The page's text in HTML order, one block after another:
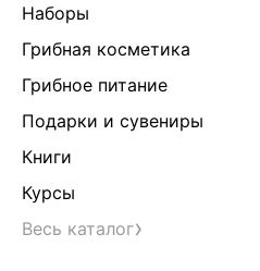
Наборы
Грибная косметика
Грибное питание
Подарки и сувениры
Книги
Курсы
Весь каталог›